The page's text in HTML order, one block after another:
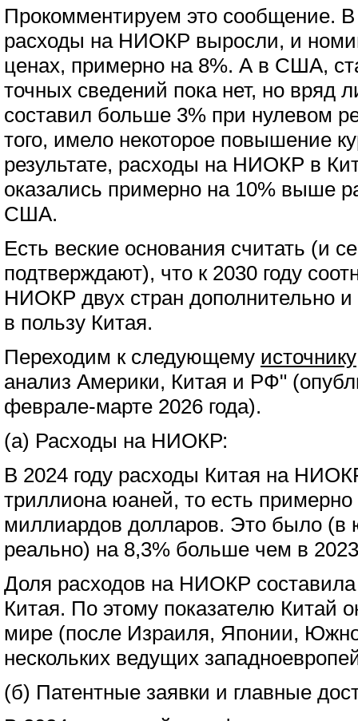
Прокомментируем это сообщение. В
расходы на НИОКР выросли, и
ценах, примерно на 8%. А в США,
точных сведений пока нет, но вряд
составил больше 3% при нулевом
того, имело некоторое повышение
результате, расходы на НИОКР в
оказались примерно на 10% выше
США.
Есть веские основания считать (и
подтверждают), что к 2030 году
НИОКР двух стран дополнительно
в пользу Китая.
Переходим к следующему источнику
анализ Америки, Китая и РФ"
феврале-марте 2026 года).
(а) Расходы на НИОКР:
В 2024 году расходы Китая на
триллиона юаней, то есть
миллиардов долларов. Это было (в
реально) на 8,3% больше чем в 2023
Доля расходов на НИОКР
Китая. По этому показателю Китай
мире (после Израиля, Японии,
нескольких ведущих
(б) Патентные заявки и главные